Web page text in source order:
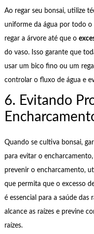
Ao regar seu bonsai, utilize
uniforme da água por todo o
regar a árvore até que o
do vaso. Isso garante que
usar um bico fino ou um
controlar o fluxo de água e
6. Evitando
Quando se cultiva bonsai,
para evitar o
prevenir o encharcamento,
que permita que o excesso
é essencial para a saúde das
alcance as raízes e previne
raízes.